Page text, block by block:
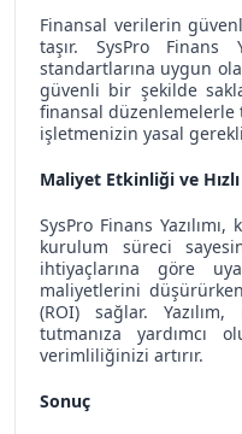
Finansal verilerin
taşır. SysPro Finans
standartlarına uygun
güvenli bir şekilde
finansal düzenlemelerle
işletmenizin yasal
Maliyet Etkinliği ve
SysPro Finans
kurulum süreci
ihtiyaçlarına göre
maliyetlerini
(ROI) sağlar.
tutmanıza yardımcı
verimliliğinizi artırır.
Sonuç